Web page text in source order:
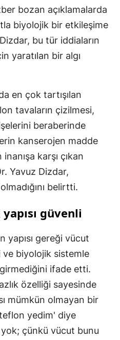
bozan açıklamalarda
biyolojik bir etkileşime
bu tür iddiaların
yaratılan bir algı
en çok tartışılan
tavaların çizilmesi,
beraberinde
kanserojen madde
inanışa karşı çıkan
Yavuz Dizdar,
belirtti.
güvenli
yapısı gereği vücut
ve biyolojik sistemle
ifade etti.
özelliği sayesinde
mümkün olmayan bir
yedim' diye
çünkü vücut bunu